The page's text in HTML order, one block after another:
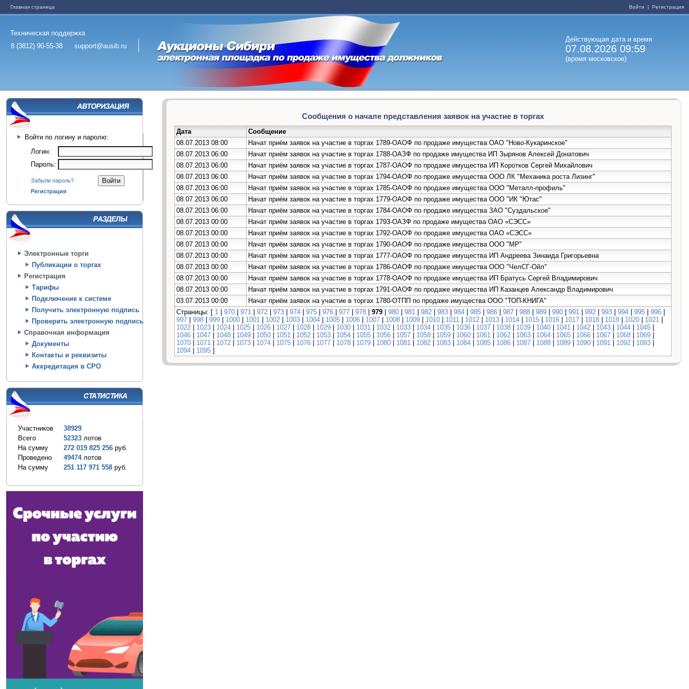
Главная страница Войти | Регистрация
Техническая поддержка
8 (3812) 90-55-38
support@ausib.ru
Действующая дата и время
07.08.2026 09:59
(время московское)
Войти по логину и паролю:
Логин:
Пароль:
Забыли пароль?
Регистрация
Электронные торги
Публикации о торгах
Регистрация
Тарифы
Подключение к системе
Получить электронную подпись
Проверить электронную подпись
Справочная информация
Документы
Контакты и реквизиты
Аккредитация в СРО
Участников
38929
Всего
52323 лотов
На сумму
272 019 825 256 руб.
Проведено
49474лотов
На сумму
251 117 971 558 руб.
Сообщения о начале представления заявок на участие в торгах
Дата
Сообщение
08.07.2013 08:00
Начат приём заявок на участие в торгах 1789-ОАОФ по продаже имущества ОАО "Ново-Кукаринское"
08.07.2013 06:00
Начат приём заявок на участие в торгах 1788-ОАЗФ по продаже имущества ИП Зырянов Алексей Донатович
08.07.2013 06:00
Начат приём заявок на участие в торгах 1787-ОАОФ по продаже имущества ИП Коротков Сергей Михайлович
08.07.2013 06:00
Начат приём заявок на участие в торгах 1794-ОАОФ по продаже имущества ООО ЛК "Механика роста Лизинг"
08.07.2013 06:00
Начат приём заявок на участие в торгах 1785-ОАОФ по продаже имущества ООО "Металл-профиль"
08.07.2013 06:00
Начат приём заявок на участие в торгах 1779-ОАОФ по продаже имущества ООО "ИК "Ютас"
08.07.2013 06:00
Начат приём заявок на участие в торгах 1784-ОАОФ по продаже имущества ЗАО "Суздальское"
08.07.2013 00:00
Начат приём заявок на участие в торгах 1793-ОАЗФ по продаже имущества ОАО «СЭСС»
08.07.2013 00:00
Начат приём заявок на участие в торгах 1792-ОАОФ по продаже имущества ОАО «СЭСС»
08.07.2013 00:00
Начат приём заявок на участие в торгах 1790-ОАОФ по продаже имущества ООО "МР"
08.07.2013 00:00
Начат приём заявок на участие в торгах 1777-ОАОФ по продаже имущества ИП Андреева Зинаида Григорьевна
08.07.2013 00:00
Начат приём заявок на участие в торгах 1786-ОАОФ по продаже имущества ООО "ЧелСГ-Ойл"
08.07.2013 00:00
Начат приём заявок на участие в торгах 1778-ОАОФ по продаже имущества ИП Братусь Сергей Владимирович
08.07.2013 00:00
Начат приём заявок на участие в торгах 1791-ОАОФ по продаже имущества ИП Казанцев Александр Владимирович
03.07.2013 00:00
Начат приём заявок на участие в торгах 1780-ОТПП по продаже имущества ООО "ТОП-КНИГА"
Страницы: [ 1 | 970 | 971 | 972 | 973 | 974 | 975 | 976 | 977 | 978 | 979 | 980 | 981 | 982 | 983 | 984 | 985 | 986 | 987 | 988 | 989 | 990 | 991 | 992 | 993 | 994 | 995 | 996 |
997 | 998 | 999 | 1000 | 1001 | 1002 | 1003 | 1004 | 1005 | 1006 | 1007 | 1008 | 1009 | 1010 | 1011 | 1012 | 1013 | 1014 | 1015 | 1016 | 1017 | 1018 | 1019 | 1020 | 1021 |
1022 | 1023 | 1024 | 1025 | 1026 | 1027 | 1028 | 1029 | 1030 | 1031 | 1032 | 1033 | 1034 | 1035 | 1036 | 1037 | 1038 | 1039 | 1040 | 1041 | 1042 | 1043 | 1044 | 1045 |
1046 | 1047 | 1048 | 1049 | 1050 | 1051 | 1052 | 1053 | 1054 | 1055 | 1056 | 1057 | 1058 | 1059 | 1060 | 1061 | 1062 | 1063 | 1064 | 1065 | 1066 | 1067 | 1068 | 1069 |
1070 | 1071 | 1072 | 1073 | 1074 | 1075 | 1076 | 1077 | 1078 | 1079 | 1080 | 1081 | 1082 | 1083 | 1084 | 1085 | 1086 | 1087 | 1088 | 1089 | 1090 | 1091 | 1092 | 1093 |
1094 | 1095 ]